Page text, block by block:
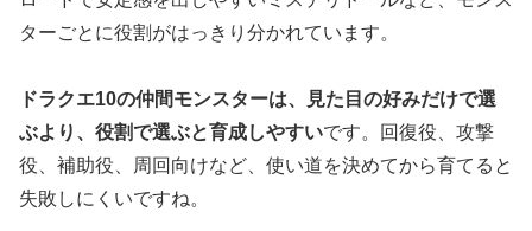
ターごとに役割がはっきり分かれています。
ドラクエ10の仲間モンスターは、見た目の好みだけで選
ぶより、役割で選ぶと育成しやすいです。回復役、攻撃
役、補助役、周回向けなど、使い道を決めてから育てると
失敗しにくいですね。